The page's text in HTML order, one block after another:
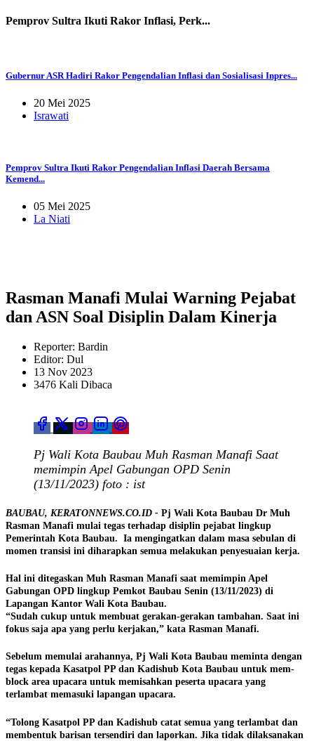
Pemprov Sultra Ikuti Rakor Inflasi, Perk...
Gubernur ASR Hadiri Rakor Pengendalian Inflasi dan Sosialisasi Inpres...
20 Mei 2025
Israwati
Pemprov Sultra Ikuti Rakor Pengendalian Inflasi Daerah Bersama
Kemend...
05 Mei 2025
La Niati
Rasman Manafi Mulai Warning Pejabat
dan ASN Soal Disiplin Dalam Kinerja
Reporter: Bardin
Editor: Dul
13 Nov 2023
3476 Kali Dibaca
Pj Wali Kota Baubau Muh Rasman Manafi Saat
memimpin Apel Gabungan OPD Senin
(13/11/2023) foto : ist
BAUBAU, KERATONNEWS.CO.ID - Pj Wali Kota Baubau Dr Muh
Rasman Manafi mulai tegas terhadap disiplin pejabat lingkup
Pemerintah Kota Baubau. Ia mengingatkan dalam masa sebulan di
momen transisi ini diharapkan semua melakukan penyesuaian kerja.
Hal ini ditegaskan Muh Rasman Manafi saat memimpin Apel
Gabungan OPD lingkup Pemkot Baubau Senin (13/11/2023) di
Lapangan Kantor Wali Kota Baubau.
“Sudah cukup untuk membuat gerakan-gerakan tambahan. Saat ini
fokus saja apa yang perlu kerjakan,” kata Rasman Manafi.
Sebelum memulai arahannya, Pj Wali Kota Baubau meminta dengan
tegas kepada Kasatpol PP dan Kadishub Kota Baubau untuk mem-
block area upacara untuk memisahkan peserta upacara yang
terlambat memasuki lapangan upacara.
“Tolong Kasatpol PP dan Kadishub catat semua yang terlambat dan
membentuk barisan tersendiri dan laporkan. Jika tidak dilaksanakan